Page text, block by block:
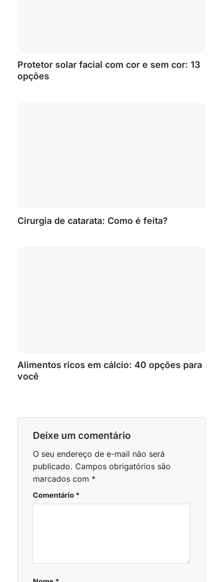
Protetor solar facial com cor e sem cor: 13
opções
Cirurgia de catarata: Como é feita?
Alimentos ricos em cálcio: 40 opções para
você
Deixe um comentário
O seu endereço de e-mail não será
publicado. Campos obrigatórios são
marcados com *
Comentário *